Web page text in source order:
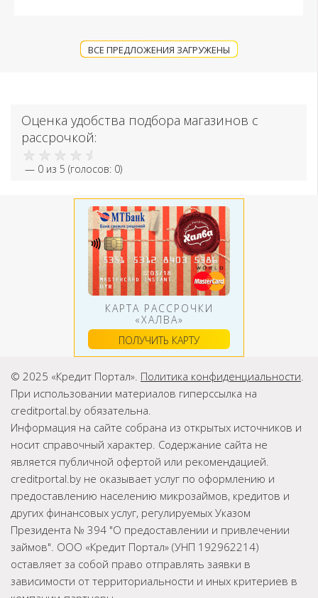
ВСЕ ПРЕДЛОЖЕНИЯ ЗАГРУЖЕНЫ
Оценка удобства подбора магазинов с
рассрочкой:
— 0 из 5 (голосов: 0)
КАРТА РАССРОЧКИ
«ХАЛВА»
ПОЛУЧИТЬ КАРТУ
© 2025 «Кредит Портал». Политика конфиденциальности
При использовании материалов гиперссылка на
creditportal.by обязательна.
Информация на сайте собрана из открытых источников и
носит справочный характер. Содержание сайта не
является публичной офертой или рекомендацией.
creditportal.by не оказывает услуг по оформлению и
предоставлению населению микрозаймов, кредитов и
других финансовых услуг, регулируемых Указом
Президента № 394 "О предоставлении и привлечении
займов". ООО «Кредит Портал» (УНП 192962214)
оставляет за собой право отправлять заявки в
зависимости от территориальности и иных критериев в